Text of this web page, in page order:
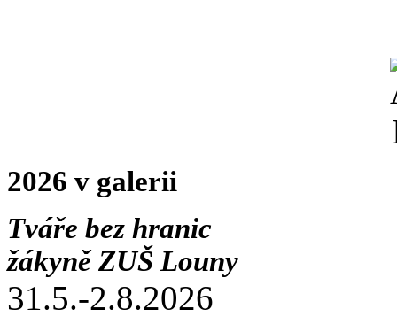
2026 v galerii
Tváře bez hranic
žákyně ZUŠ Louny
31.5.-2.8.2026